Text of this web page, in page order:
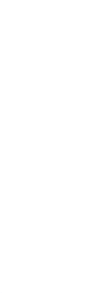
elección. Cada
asegurando que
se adapta mejor a ti y
la opción perfecta.
hará de tu hogar un lugar